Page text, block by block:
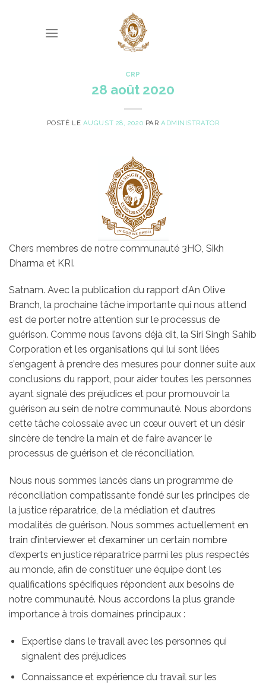
CRP
28 août 2020
POSTÉ LE AUGUST 28, 2020 PAR ADMINISTRATOR
Chers membres de notre communauté 3HO, Sikh
Dharma et KRI.
Satnam. Avec la publication du rapport d’An Olive
Branch, la prochaine tâche importante qui nous attend
est de porter notre attention sur le processus de
guérison. Comme nous l’avons déjà dit, la Siri Singh Sahib
Corporation et les organisations qui lui sont liées
s’engagent à prendre des mesures pour donner suite aux
conclusions du rapport, pour aider toutes les personnes
ayant signalé des préjudices et pour promouvoir la
guérison au sein de notre communauté. Nous abordons
cette tâche colossale avec un cœur ouvert et un désir
sincère de tendre la main et de faire avancer le
processus de guérison et de réconciliation.
Nous nous sommes lancés dans un programme de
réconciliation compatissante fondé sur les principes de
la justice réparatrice, de la médiation et d’autres
modalités de guérison. Nous sommes actuellement en
train d’interviewer et d’examiner un certain nombre
d’experts en justice réparatrice parmi les plus respectés
au monde, afin de constituer une équipe dont les
qualifications spécifiques répondent aux besoins de
notre communauté. Nous accordons la plus grande
importance à trois domaines principaux :
Expertise dans le travail avec les personnes qui
signalent des préjudices
Connaissance et expérience du travail sur les